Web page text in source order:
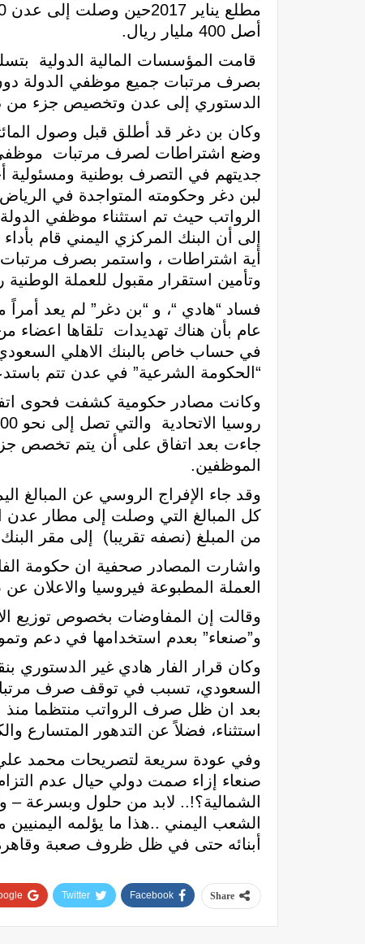
أصل 400 مليار ريال.
قامت المؤسسات المالية الدولية
بصرف مرتبات جميع موظفي الدولة دون
الدستوري إلى عدن وتخصيص جزء من
وكان بن دغر قد أطلق قبل وصول
وضع اشتراطات لصرف مرتبات موظفي
جديتهم في التصرف بوطنية ومسئولية
لبن دغر وحكومته المتواجدة في
الرواتب حيث تم استثناء موظفي
إلى أن البنك المركزي اليمني قام
أية اشتراطات ، واستمر بصرف مرتبات
وتأمين استقرار مقبول للعملة
فساد “هادي “، و “بن دغر” لم يعد
عام بأن هناك تهديدات تلقاها اعضاء
في حساب خاص بالبنك الاهلي
“الحكومة الشرعية” في عدن تتم
وكانت مصادر حكومية كشفت فحوى اتفاق
جاءت بعد اتفاق على أن يتم تخصص جزء
الموظفين.
وقد جاء الإفراج الروسي عن المبالغ
من المبلغ (نصفه تقريبا) إلى مقر
واشارت المصادر صحفية ان حكومة
العملة المطبوعة فيروسيا والاعلان
وقالت إن المفاوضات بخصوص توزيع
و”صنعاء” بعدم استخدامها في دعم
وكان قرار الفار هادي غير الدستوري
بعد ان ظل صرف الرواتب منتظما منذ
استثناء، فضلاً عن التدهور المتسارع
وفي عودة سريعة لتصريحات محمد علي
صنعاء إزاء صمت دولي حيال عدم
الشمالية؟!.. لابد من حلول وبسرعة –
الشعب اليمني ..هذا ما يؤلمه
أبنائه حتى في ظل ظروف صعبة
Share
Facebook
Twitter